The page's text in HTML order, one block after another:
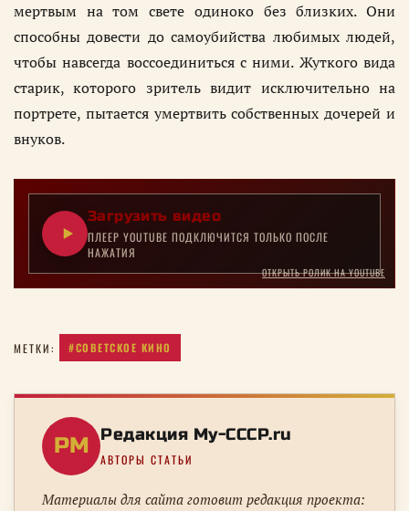
мертвым на том свете одиноко без близких. Они
способны довести до самоубийства любимых людей,
чтобы навсегда воссоединиться с ними. Жуткого вида
старик, которого зритель видит исключительно на
портрете, пытается умертвить собственных дочерей и
внуков.
Загрузить видео
ПЛЕЕР YOUTUBE ПОДКЛЮЧИТСЯ ТОЛЬКО ПОСЛЕ
НАЖАТИЯ
ОТКРЫТЬ РОЛИК НА YOUTUBE
МЕТКИ: #СОВЕТСКОЕ КИНО
РM Редакция My-CCCP.ru
АВТОРЫ СТАТЬИ
Материалы для сайта готовит редакция проекта: